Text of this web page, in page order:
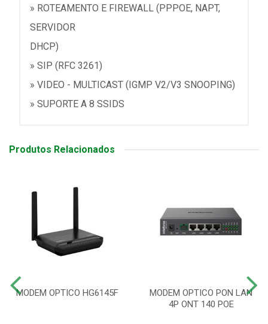
» ROTEAMENTO E FIREWALL (PPPOE, NAPT,
SERVIDOR
DHCP)
» SIP (RFC 3261)
» VIDEO - MULTICAST (IGMP V2/V3 SNOOPING)
» SUPORTE A 8 SSIDS
Produtos Relacionados
MODEM OPTICO HG6145F
MODEM OPTICO PON LAN
4P ONT 140 POE